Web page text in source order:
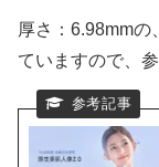
厚さ：6.98mm
ていますので、